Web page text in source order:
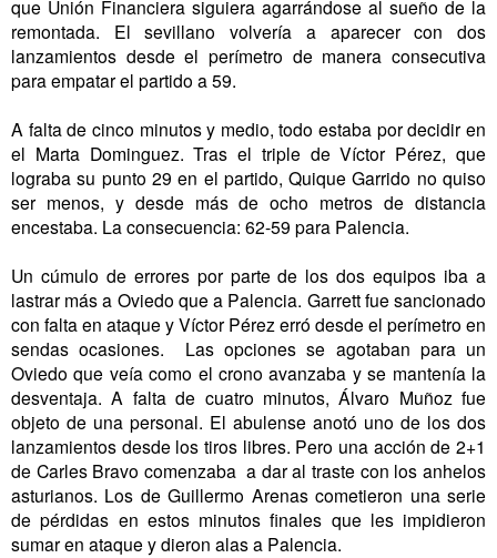
que Unión Financiera siguiera agarrándose al sueño de la
remontada. El sevillano volvería a aparecer con dos
lanzamientos desde el perímetro de manera consecutiva
para empatar el partido a 59.
A falta de cinco minutos y medio, todo estaba por decidir en
el Marta Dominguez. Tras el triple de Víctor Pérez, que
lograba su punto 29 en el partido, Quique Garrido no quiso
ser menos, y desde más de ocho metros de distancia
encestaba. La consecuencia: 62-59 para Palencia.
Un cúmulo de errores por parte de los dos equipos iba a
lastrar más a Oviedo que a Palencia. Garrett fue sancionado
con falta en ataque y Víctor Pérez erró desde el perímetro en
sendas ocasiones. Las opciones se agotaban para un
Oviedo que veía como el crono avanzaba y se mantenía la
desventaja. A falta de cuatro minutos, Álvaro Muñoz fue
objeto de una personal. El abulense anotó uno de los dos
lanzamientos desde los tiros libres. Pero una acción de 2+1
de Carles Bravo comenzaba a dar al traste con los anhelos
asturianos. Los de Guillermo Arenas cometieron una serie
de pérdidas en estos minutos finales que les impidieron
sumar en ataque y dieron alas a Palencia.